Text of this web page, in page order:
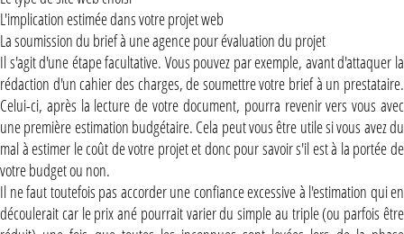
L'implication estimée dans votre projet web
La soumission du brief à une agence pour évaluation du projet
Il s'agit d'une étape facultative. Vous pouvez par exemple, avant d'attaquer la
rédaction d'un cahier des charges, de soumettre votre brief à un prestataire.
Celui-ci, après la lecture de votre document, pourra revenir vers vous avec
une première estimation budgétaire. Cela peut vous être utile si vous avez du
mal à estimer le coût de votre projet et donc pour savoir s'il est à la portée de
votre budget ou non.
Il ne faut toutefois pas accorder une confiance excessive à l'estimation qui en
découlerait car le prix ané pourrait varier du simple au triple (ou parfois être